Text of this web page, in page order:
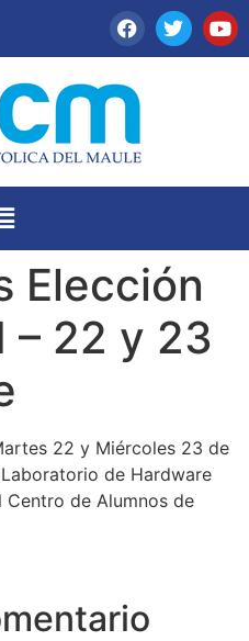
Elección
– 22 y 23
22 y Miércoles 23 de
de Hardware
de Alumnos de